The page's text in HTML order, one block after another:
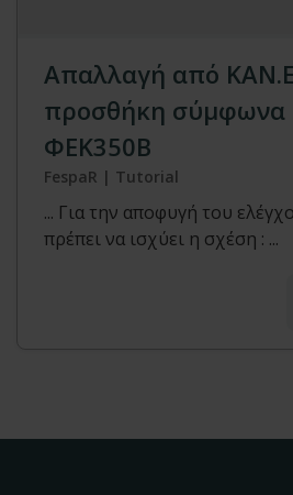
Απαλλαγή από
προσθήκη σύμφωνα
ΦΕΚ350Β
FespaR | Tutorial
... Για την αποφυγή του
πρέπει να ισχύει η σχέση : ...